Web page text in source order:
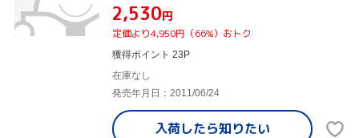
¥2,530円
定価より4,950円（66%）おトク
獲得ポイント 23P
在庫なし
発売年月日：2011/06/24
入荷したら知りたい